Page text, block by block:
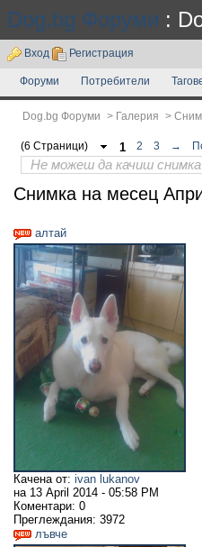
Dog.bg Форуми :
Вход Регистрация
Форуми Потребители
Dog.bg Форуми > Галерия >
(6 Страници) 1 2 3 →
Не можеш да качиш снимка
Снимка на месец
алтай
Качена от: ivan lukanov
на 13 April 2014 - 05:58 PM
Коментари: 0
Преглеждания: 3972
лъвче